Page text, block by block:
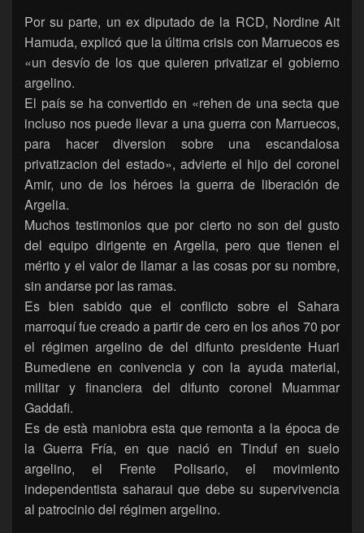
Por su parte, un ex diputado de la RCD, Nordine Ait
Hamuda, explicó que la última crisis con Marruecos es
«un desvío de los que quieren privatizar el gobierno
argelino.
El país se ha convertido en «rehen de una secta que
incluso nos puede llevar a una guerra con Marruecos,
para hacer diversion sobre una escandalosa
privatizacion del estado», advierte el hijo del coronel
Amir, uno de los héroes la guerra de liberación de
Argelia.
Muchos testimonios que por cierto no son del gusto
del equipo dirigente en Argelia, pero que tienen el
mérito y el valor de llamar a las cosas por su nombre,
sin andarse por las ramas.
Es bien sabido que el conflicto sobre el Sahara
marroquí fue creado a partir de cero en los años 70 por
el régimen argelino de del difunto presidente Huari
Bumediene en conivencia y con la ayuda material,
militar y financiera del difunto coronel Muammar
Gaddafi.
Es de està maniobra esta que remonta a la época de
la Guerra Fría, en que nació en Tinduf en suelo
argelino, el Frente Polisario, el movimiento
independentista saharaui que debe su supervivencia
al patrocinio del régimen argelino.